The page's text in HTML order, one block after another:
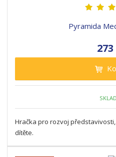
Pyramida
273
Hračka pro rozvoj
dítěte.